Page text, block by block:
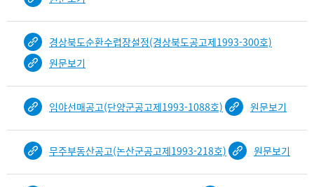
경상북도순환수렵장설정(경상북도공고제1993-300호)
원문보기
임야선매공고(단양군공고제1993-1088호) 원문보기
무주부동산공고(논산군공고제1993-218호) 원문보기